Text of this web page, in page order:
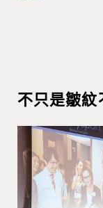
不只是皺紋